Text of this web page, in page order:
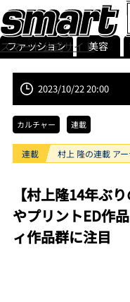
スマート公式サイト
ファッション 美容
2023/10/22 20:00
カルチャー 連載
連載 村上 隆の連載 ア
【村上隆14年ぶ
やプリントED作
ィ作品群に注目